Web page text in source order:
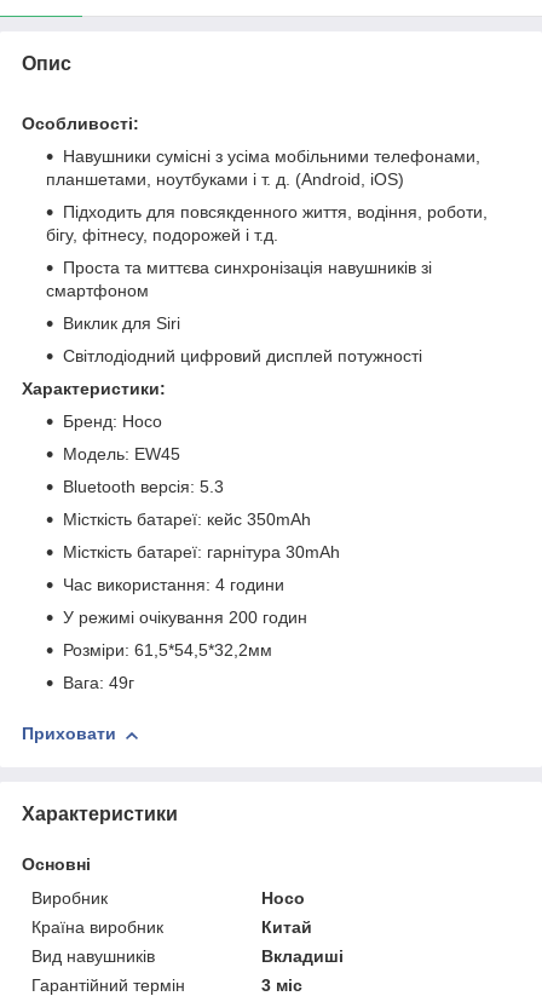
Опис
Особливості:
Навушники сумісні з усіма мобільними телефонами,
планшетами, ноутбуками і т. д. (Android, iOS)
Підходить для повсякденного життя, водіння, роботи,
бігу, фітнесу, подорожей і т.д.
Проста та миттєва синхронізація навушників зі
смартфоном
Виклик для Siri
Світлодіодний цифровий дисплей потужності
Характеристики:
Бренд: Hoco
Модель: EW45
Bluetooth версія: 5.3
Місткість батареї: кейс 350mAh
Місткість батареї: гарнітура 30mAh
Час використання: 4 години
У режимі очікування 200 годин
Розміри: 61,5*54,5*32,2мм
Вага: 49г
Приховати
Характеристики
Основні
Виробник
Hoco
Країна виробник
Китай
Вид навушників
Вкладиші
Гарантійний термін
3 міс